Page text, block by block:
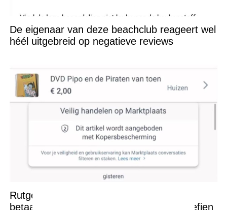
De eigenaar van deze beachclub reageert wel
héél uitgebreid op negatieve reviews
Rutger bedenkt een héél bijzondere
betaalmethode op Marktplaats maar Josefien